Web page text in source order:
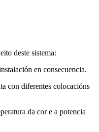
deste sistema:
en consecuencia.
con diferentes colocacións
da cor e a potencia